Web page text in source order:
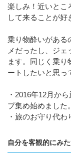
楽しみ！近いとこ
して来ることが好
乗り物酔いがある
メだったし、ジ
ます。同じく乗
ートしたいと思っ
・2016年12月か
プ集め始めました。
・旅のお守り代わ
自分を客観的にみ